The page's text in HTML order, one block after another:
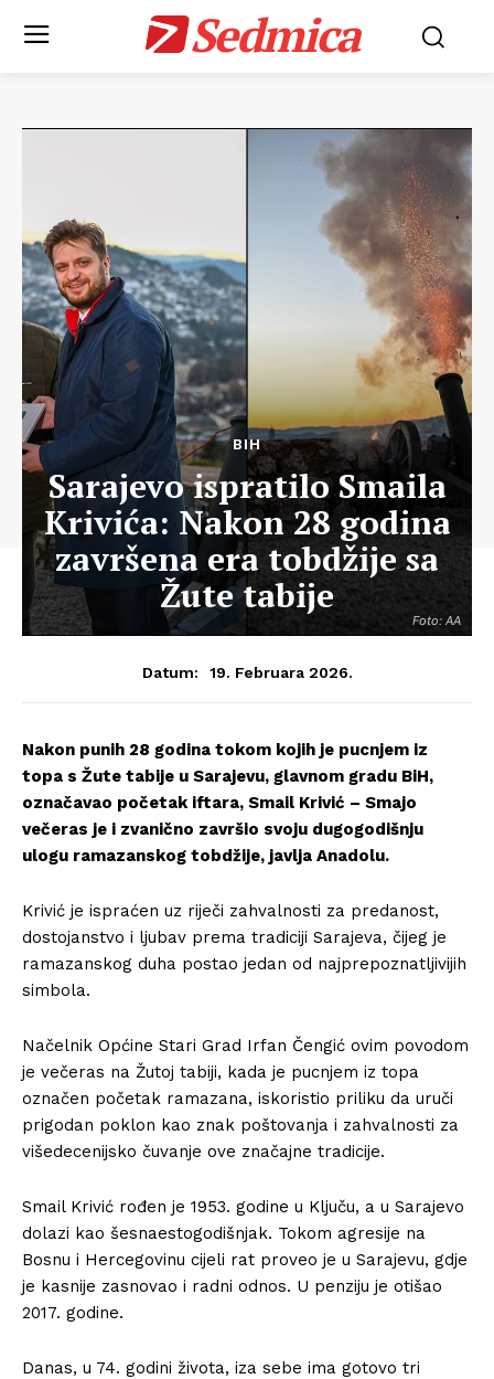
Sedmica
Foto: AA
BIH
Sarajevo ispratilo Smaila
Krivića: Nakon 28 godina
završena era tobdžije sa
Žute tabije
Datum: 19. Februara 2026.
Nakon punih 28 godina tokom kojih je pucnjem iz
topa s Žute tabije u Sarajevu, glavnom gradu BiH,
označavao početak iftara, Smail Krivić – Smajo
večeras je i zvanično završio svoju dugogodišnju
ulogu ramazanskog tobdžije, javlja Anadolu.
Krivić je ispraćen uz riječi zahvalnosti za predanost,
dostojanstvo i ljubav prema tradiciji Sarajeva, čijeg je
ramazanskog duha postao jedan od najprepoznatljivijih
simbola.
Načelnik Općine Stari Grad Irfan Čengić ovim povodom
je večeras na Žutoj tabiji, kada je pucnjem iz topa
označen početak ramazana, iskoristio priliku da uruči
prigodan poklon kao znak poštovanja i zahvalnosti za
višedecenijsko čuvanje ove značajne tradicije.
Smail Krivić rođen je 1953. godine u Ključu, a u Sarajevo
dolazi kao šesnaestogodišnjak. Tokom agresije na
Bosnu i Hercegovinu cijeli rat proveo je u Sarajevu, gdje
je kasnije zasnovao i radni odnos. U penziju je otišao
2017. godine.
Danas, u 74. godini života, iza sebe ima gotovo tri